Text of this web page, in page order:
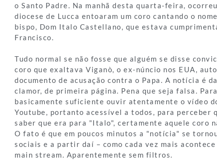
o Santo Padre. Na manhã desta quarta-feira,
diocese de Lucca entoaram um coro cantando o
bispo, Dom Italo Castellano, que estava
Francisco.
Tudo normal se não fosse que alguém se disse
coro que exaltava Viganò, o ex-núncio nos EUA,
documento de acusação contra o Papa. A notícia é
clamor, de primeira página. Pena que seja falsa.
basicamente suficiente ouvir atentamente o vídeo
Youtube, portanto acessível a todos, para perceber
saber que era para "Italo", certamente aquele coro
O fato é que em poucos minutos a "notícia" se
sociais e a partir daí – como cada vez mais
main stream. Aparentemente sem filtros.